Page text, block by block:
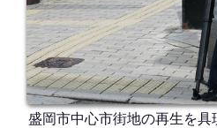
盛岡市中心市街地の再生を